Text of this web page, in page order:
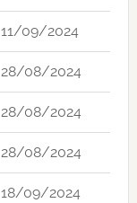
11/09/2024
28/08/2024
28/08/2024
28/08/2024
18/09/2024